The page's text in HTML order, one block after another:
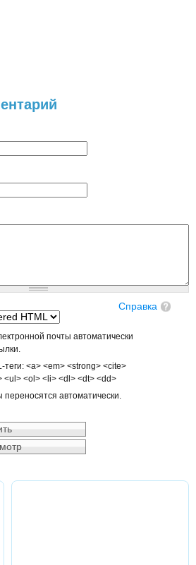
Справка
почты автоматически
<a> <em> <strong> <cite>
<ul> <ol> <li> <dl> <dt> <dd>
автоматически.